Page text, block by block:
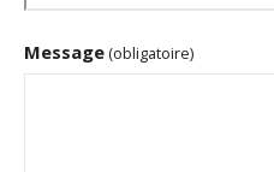
Message (obligatoire)